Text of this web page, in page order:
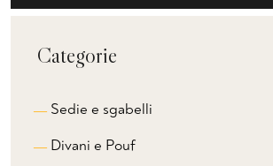
Categorie
Sedie e sgabelli
Divani e Pouf